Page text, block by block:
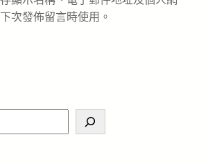
次發佈留言時使用。